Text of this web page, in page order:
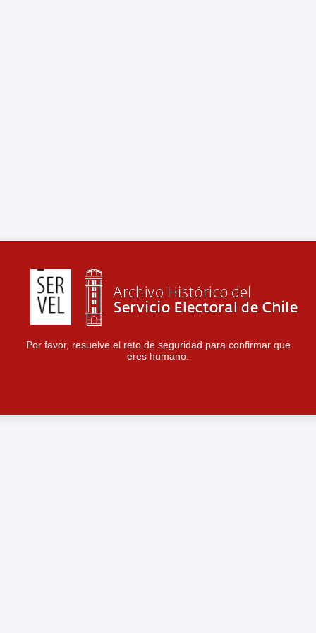
Por favor, resuelve el reto de seguridad para confirmar que
eres humano.